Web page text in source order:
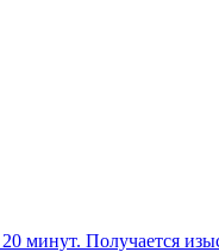
минут. Получается